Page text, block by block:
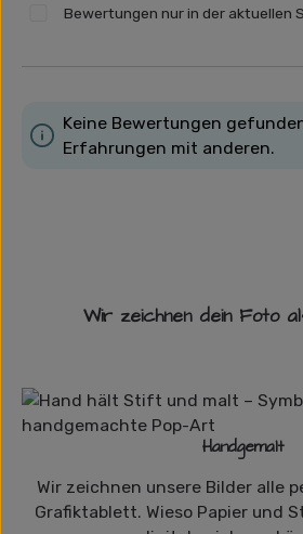
Bewertungen nur in der aktuellen
Keine Bewertungen
Erfahrungen mit anderen.
Wir zeichnen dein Foto
Handgemalt
Wir zeichnen unsere Bilder alle
Grafiktablett. Wieso Papier und